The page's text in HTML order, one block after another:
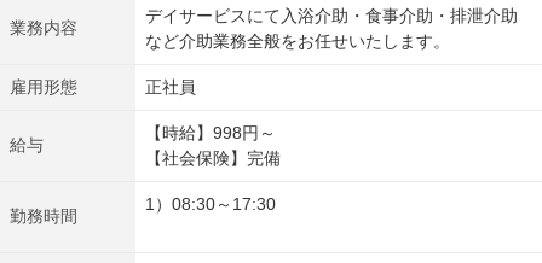
業務内容
デイサービスにて入浴介助・食事介助・排泄介助
など介助業務全般をお任せいたします。
雇用形態 正社員
給与
【時給】998円～
【社会保険】完備
勤務時間
1）08:30～17:30